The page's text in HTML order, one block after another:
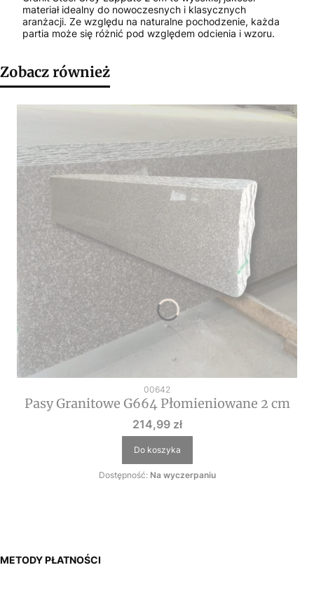
materiał idealny do nowoczesnych i klasycznych
aranżacji. Ze względu na naturalne pochodzenie, każda
partia może się różnić pod względem odcienia i wzoru.
Zobacz również
Kod produktu
00642
Pasy Granitowe G664 Płomieniowane 2 cm
Cena
214,99 zł
Do koszyka
Dostępność: Na wyczerpaniu
METODY PŁATNOŚCI